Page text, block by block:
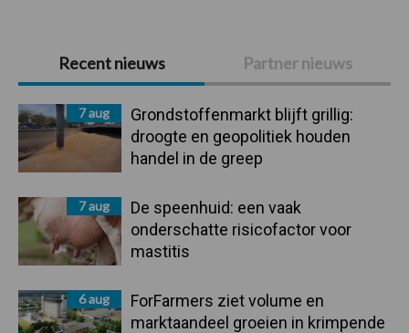
Primaire
Sidebar
Recent nieuws Partner nieuws
7 aug
Grondstoffenmarkt blijft grillig:
droogte en geopolitiek houden
handel in de greep
7 aug
De speenhuid: een vaak
onderschatte risicofactor voor
mastitis
6 aug
ForFarmers ziet volume en
marktaandeel groeien in krimpende